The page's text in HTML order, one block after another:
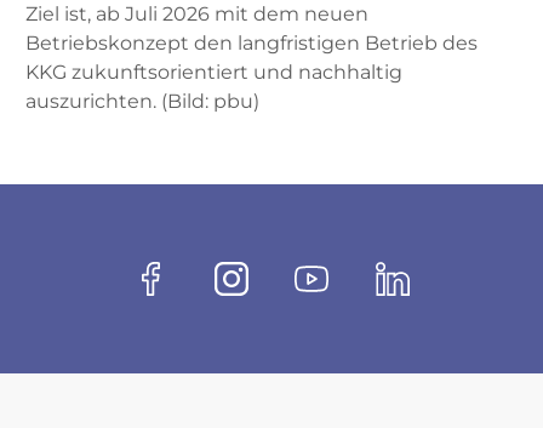
Ziel ist, ab Juli 2026 mit dem neuen
Betriebskonzept den langfristigen Betrieb des
KKG zukunftsorientiert und nachhaltig
auszurichten. (Bild: pbu)
Socials
FacebookInstagramYoutubeLinkedin